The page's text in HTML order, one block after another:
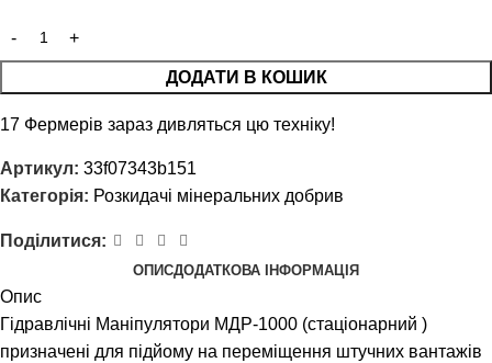
ДОДАТИ В КОШИК
17 Фермерів зараз дивляться цю техніку!
Артикул: 33f07343b151
Категорія: Розкидачі мінеральних добрив
Поділитися:
ОПИСДОДАТКОВА ІНФОРМАЦІЯ
Опис
Гідравлічні Маніпулятори МДР-1000 (стаціонарний )
призначені для підйому на переміщення штучних вантажів